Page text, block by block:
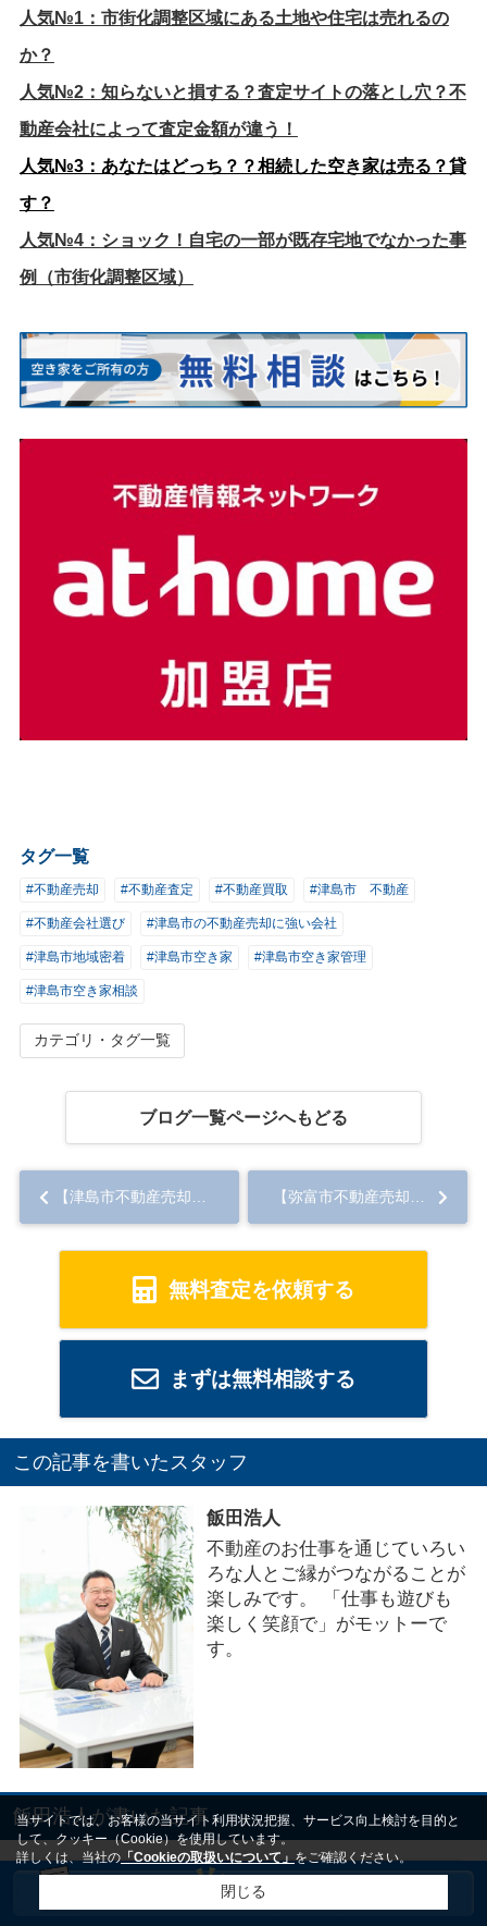
人気№1： 市街化調整区域にある土地や住宅は売れるの
か？
人気№2： 知らないと損する？査定サイトの落とし穴？不
動産会社によって査定金額が違う！
人気№3： あなたはどっち？？相続した空き家は売る？貸
す？
人気№4： ショック！自宅の一部が既存宅地でなかった事
例（市街化調整区域）
タグ一覧
#不動産売却 #不動産査定 #不動産買取 #津島市 不動産
#不動産会社選び #津島市の不動産売却に強い会社
#津島市地域密着 #津島市空き家 #津島市空き家管理
#津島市空き家相談
カテゴリ・タグ一覧
ブログ一覧ページへもどる
【津島市不動産売却】杭探し 【弥富市不動産売却】売地
無料査定を依頼する
まずは無料相談する
この記事を書いたスタッフ
飯田浩人
不動産のお仕事を通じていろい
ろな人とご縁がつながることが
楽しみです。 「仕事も遊びも
楽しく笑顔で」がモットーで
す。
飯田浩人が書いた記事
当サイトでは、お客様の当サイト利用状況把握、サービス向上検討を目的と
して、クッキー（Cookie）を使用しています。
詳しくは、当社の「Cookieの取扱いについて」をご確認ください。
閉じる